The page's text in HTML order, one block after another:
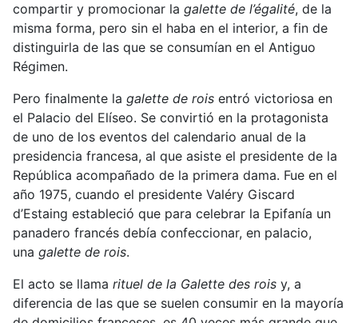
compartir y promocionar la galette de l’égalité, de la
misma forma, pero sin el haba en el interior, a fin de
distinguirla de las que se consumían en el Antiguo
Régimen.
Pero finalmente la galette de rois entró victoriosa en
el Palacio del Elíseo. Se convirtió en la protagonista
de uno de los eventos del calendario anual de la
presidencia francesa, al que asiste el presidente de la
República acompañado de la primera dama. Fue en el
año 1975, cuando el presidente Valéry Giscard
d’Estaing estableció que para celebrar la Epifanía un
panadero francés debía confeccionar, en palacio,
una galette de rois.
El acto se llama rituel de la Galette des rois y, a
diferencia de las que se suelen consumir en la mayoría